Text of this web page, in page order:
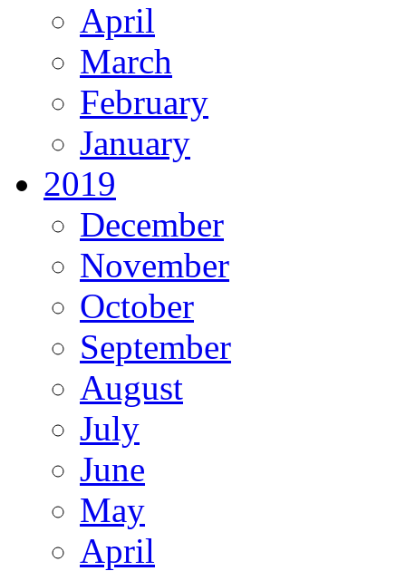
April
March
February
January
2019
December
November
October
September
August
July
June
May
April